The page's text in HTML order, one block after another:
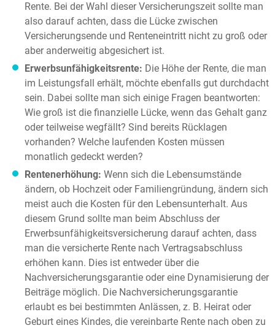
Rente. Bei der Wahl dieser Versicherungszeit sollte man
also darauf achten, dass die Lücke zwischen
Versicherungsende und Renteneintritt nicht zu groß oder
aber anderweitig abgesichert ist.
Erwerbsunfähigkeitsrente: Die Höhe der Rente, die man
im Leistungsfall erhält, möchte ebenfalls gut durchdacht
sein. Dabei sollte man sich einige Fragen beantworten:
Wie groß ist die finanzielle Lücke, wenn das Gehalt ganz
oder teilweise wegfällt? Sind bereits Rücklagen
vorhanden? Welche laufenden Kosten müssen
monatlich gedeckt werden?
Rentenerhöhung: Wenn sich die Lebensumstände
ändern, ob Hochzeit oder Familiengründung, ändern sich
meist auch die Kosten für den Lebensunterhalt. Aus
diesem Grund sollte man beim Abschluss der
Erwerbsunfähigkeitsversicherung darauf achten, dass
man die versicherte Rente nach Vertragsabschluss
erhöhen kann. Dies ist entweder über die
Nachversicherungsgarantie oder eine Dynamisierung der
Beiträge möglich. Die Nachversicherungsgarantie
erlaubt es bei bestimmten Anlässen, z. B. Heirat oder
Geburt eines Kindes, die vereinbarte Rente nach oben zu